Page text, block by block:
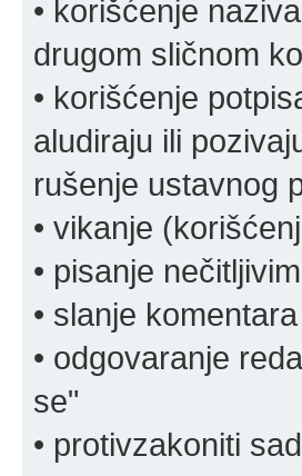
• korišćenje
drugom sličnom
• korišćenje
aludiraju ili
rušenje ustavnog
• vikanje
• pisanje
• slanje
• odgovaranje
se"
• protivzakoniti